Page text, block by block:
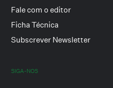
Fale com o editor
Ficha Técnica
Subscrever Newsletter
SIGA-NOS